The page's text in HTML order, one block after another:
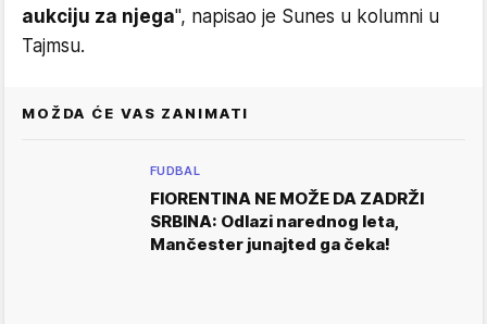
aukciju za njega", napisao je Sunes u kolumni u
Tajmsu.
MOŽDA ĆE VAS ZANIMATI
FUDBAL
FIORENTINA NE MOŽE DA ZADRŽI
SRBINA: Odlazi narednog leta,
Mančester junajted ga čeka!